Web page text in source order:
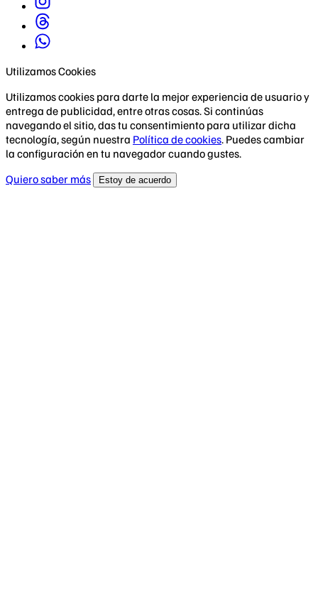
Utilizamos Cookies
Utilizamos cookies para darte la mejor experiencia de usuario y
entrega de publicidad, entre otras cosas. Si continúas
navegando el sitio, das tu consentimiento para utilizar dicha
tecnología, según nuestra Política de cookies. Puedes cambiar
la configuración en tu navegador cuando gustes.
Quiero saber más
Estoy de acuerdo